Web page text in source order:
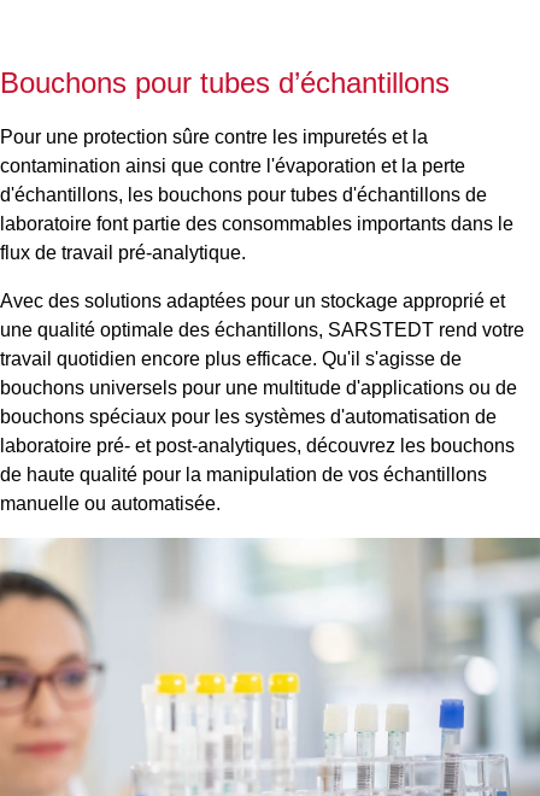
Bouchons pour tubes d’échantillons
Pour une protection sûre contre les impuretés et la
contamination ainsi que contre l'évaporation et la perte
d'échantillons, les bouchons pour tubes d'échantillons de
laboratoire font partie des consommables importants dans le
flux de travail pré-analytique.
Avec des solutions adaptées pour un stockage approprié et
une qualité optimale des échantillons, SARSTEDT rend votre
travail quotidien encore plus efficace. Qu'il s'agisse de
bouchons universels pour une multitude d'applications ou de
bouchons spéciaux pour les systèmes d'automatisation de
laboratoire pré- et post-analytiques, découvrez les bouchons
de haute qualité pour la manipulation de vos échantillons
manuelle ou automatisée.